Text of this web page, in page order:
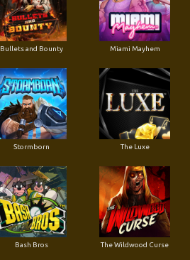
Bullets and Bounty Miami Mayhem
Stormborn The Luxe
Bash Bros The Wildwood Curse